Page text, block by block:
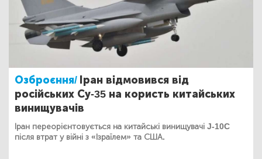
Озброєння/ Іран відмовився від
російських Су-35 на користь китайських
винищувачів
Іран переорієнтовується на китайські винищувачі J-10C
після втрат у війні з «Ізраїлем» та США.